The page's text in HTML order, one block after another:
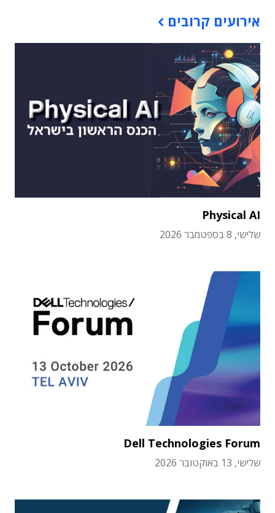
אירועים קרובים
Physical AI
שלישי, 8 בספטמבר 2026
Dell Technologies Forum
שלישי, 13 באוקטובר 2026